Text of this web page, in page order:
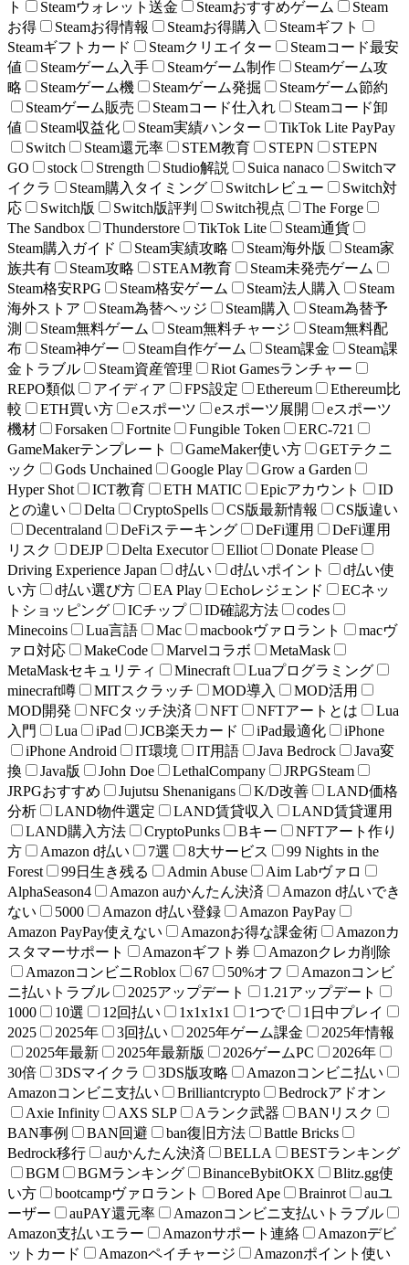
ト Steamウォレット送金 Steamおすすめゲーム
Steam
お得
Steamお得情報 Steamお得購入
Steamギフト
Steamギフトカード
Steamクリエイター
Steamコード最安
値
Steamゲーム入手 Steamゲーム制作
Steamゲーム攻
略
Steamゲーム機 Steamゲーム発掘
Steamゲーム節約
Steamゲーム販売
Steamコード仕入れ
Steamコード卸
値
Steam収益化 Steam実績ハンター
TikTok Lite PayPay
Switch
Steam還元率 STEM教育 STEPN
STEPN
GO
stock Strength Studio解説 Suica nanaco
Switchマ
イクラ
Steam購入タイミング Switchレビュー
Switch対
応
Switch版 Switch版評判 Switch視点
The Forge
The Sandbox
Thunderstore TikTok Lite
Steam通貨
Steam購入ガイド
Steam実績攻略 Steam海外版
Steam家
族共有
Steam攻略 STEAM教育
Steam未発売ゲーム
Steam格安RPG
Steam格安ゲーム Steam法人購入
Steam
海外ストア
Steam為替ヘッジ Steam購入
Steam為替予
測
Steam無料ゲーム Steam無料チャージ
Steam無料配
布
Steam神ゲー Steam自作ゲーム Steam課金
Steam課
金トラブル
Steam資産管理
Riot Gamesランチャー
REPO類似
アイディア FPS設定 Ethereum
Ethereum比
較
ETH買い方 eスポーツ eスポーツ展開
eスポーツ
機材
Forsaken Fortnite Fungible Token
ERC-721
GameMakerテンプレート
GameMaker使い方
GETテクニ
ック
Gods Unchained Google Play
Grow a Garden
Hyper Shot
ICT教育 ETH MATIC Epicアカウント
ID
との違い
Delta CryptoSpells CS版最新情報
CS版違い
Decentraland
DeFiステーキング DeFi運用
DeFi運用
リスク
DEJP Delta Executor Elliot
Donate Please
Driving Experience Japan
d払い d払いポイント
d払い使
い方
d払い選び方 EA Play Echoレジェンド
ECネッ
トショッピング
ICチップ ID確認方法
codes
Minecoins
Lua言語 Mac macbookヴァロラント
macヴ
ァロ対応
MakeCode Marvelコラボ
MetaMask
MetaMaskセキュリティ
Minecraft
Luaプログラミング
minecraft噂
MITスクラッチ MOD導入
MOD活用
MOD開発
NFCタッチ決済 NFT NFTアートとは
Lua
入門
Lua iPad JCB楽天カード iPad最適化
iPhone
iPhone Android
IT環境 IT用語 Java Bedrock
Java変
換
Java版 John Doe LethalCompany
JRPGSteam
JRPGおすすめ
Jujutsu Shenanigans K/D改善
LAND価格
分析
LAND物件選定 LAND賃貸収入
LAND賃貸運用
LAND購入方法
CryptoPunks Bキー
NFTアート作り
方
Amazon d払い 7選 8大サービス
99 Nights in the
Forest
99日生き残る Admin Abuse
Aim Labヴァロ
AlphaSeason4
Amazon auかんたん決済
Amazon d払いでき
ない
5000 Amazon d払い登録
Amazon PayPay
Amazon PayPay使えない
Amazonお得な課金術
Amazonカ
スタマーサポート
Amazonギフト券
Amazonクレカ削除
AmazonコンビニRoblox
67 50%オフ
Amazonコンビ
ニ払いトラブル
2025アップデート
1.21アップデート
1000
10選 12回払い 1x1x1x1 1つで
1日中プレイ
2025
2025年 3回払い 2025年ゲーム課金
2025年情報
2025年最新
2025年最新版 2026ゲームPC
2026年
30倍
3DSマイクラ 3DS版攻略
Amazonコンビニ払い
Amazonコンビニ支払い
Brilliantcrypto
Bedrockアドオン
Axie Infinity
AXS SLP Aランク武器
BANリスク
BAN事例
BAN回避 ban復旧方法
Battle Bricks
Bedrock移行
auかんたん決済 BELLA
BESTランキング
BGM
BGMランキング BinanceBybitOKX
Blitz.gg使
い方
bootcampヴァロラント Bored Ape Brainrot
auユ
ーザー
auPAY還元率
Amazonコンビニ支払いトラブル
Amazon支払いエラー
Amazonサポート連絡
Amazonデビ
ットカード
Amazonペイチャージ
Amazonポイント使い